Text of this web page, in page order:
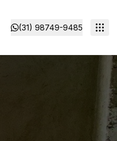
(31) 98749-9485